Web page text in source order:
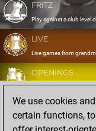
FRITZ
Play against a club level
LIVE
Live games from
OPENINGS
Develop and exercise
DATABASE
Eight million strong
We use cookies
certain functions,